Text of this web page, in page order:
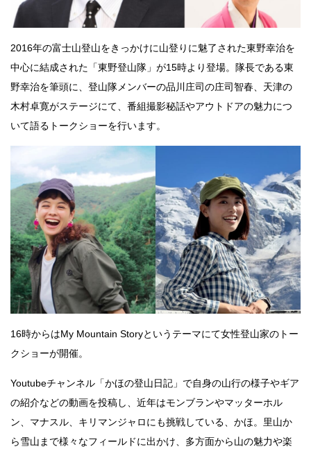
2016年の富士山登山をきっかけに山登りに魅了された東野幸治を
中心に結成された「東野登山隊」が15時より登場。隊長である東
野幸治を筆頭に、登山隊メンバーの品川庄司の庄司智春、天津の
木村卓寛がステージにて、番組撮影秘話やアウトドアの魅力につ
いて語るトークショーを行います。
16時からはMy Mountain Storyというテーマにて女性登山家のトー
クショーが開催。
Youtubeチャンネル「かほの登山日記」で自身の山行の様子やギア
の紹介などの動画を投稿し、近年はモンブランやマッターホル
ン、マナスル、キリマンジャロにも挑戦している、かほ。里山か
ら雪山まで様々なフィールドに出かけ、多方面から山の魅力や楽